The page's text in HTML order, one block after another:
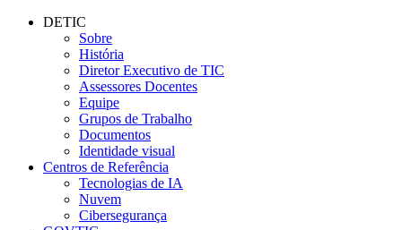
Conteúdo principal
DETIC
Sobre
História
Diretor Executivo de TIC
Assessores Docentes
Equipe
Grupos de Trabalho
Documentos
Identidade visual
Centros de Referência
Tecnologias de IA
Nuvem
Cibersegurança